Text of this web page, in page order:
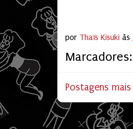
por Thaïs Kisuki às
Marcadores:
Postagens